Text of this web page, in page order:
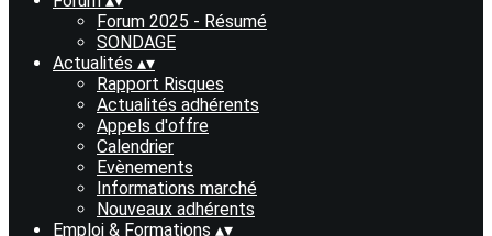
Forum 2025 - Résumé
SONDAGE
Actualités ▴▾
Rapport Risques
Actualités adhérents
Appels d'offre
Calendrier
Evènements
Informations marché
Nouveaux adhérents
Emploi & Formations ▴▾